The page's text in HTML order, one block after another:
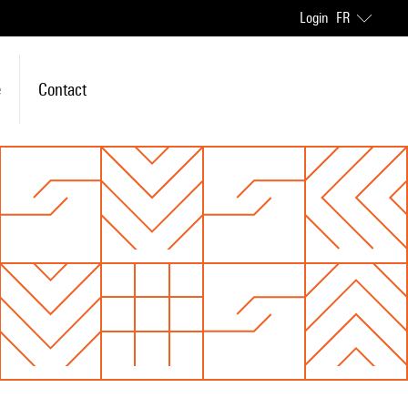
Login FR
Contact